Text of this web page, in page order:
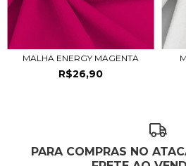
MALHA ENERGY MAGENTA
R$26,90
PARA COMPRAS NO